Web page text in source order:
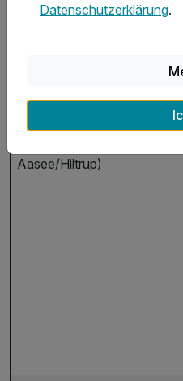
Aasee/Hiltrup)
Datenschutzerklärung.